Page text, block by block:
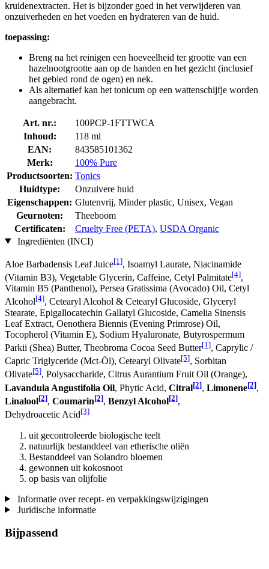
kruidenextracten. Het is bijzonder goed in het verwijderen van
onzuiverheden en het voeden en hydrateren van de huid.
toepassing:
Breng na het reinigen een hoeveelheid ter grootte van een
hazelnootgrootte aan op de handen en het gezicht (inclusief
het gebied rond de ogen) en nek.
Als alternatief kan het tonicum op een wattenschijfje worden
aangebracht.
Art. nr.:
100PCP-1FTTWCA
Inhoud:
118 ml
EAN:
843585101362
Merk:
100% Pure
Productsoorten: Tonics
Huidtype:
Onzuivere huid
Eigenschappen: Glutenvrij, Minder plastic, Unisex, Vegan
Geurnoten:
Theeboom
Certificaten:
Cruelty Free (PETA), USDA Organic
Ingrediënten (INCI)
Aloe Barbadensis Leaf Juice[1], Isoamyl Laurate, Niacinamide
(Vitamin B3), Vegetable Glycerin, Caffeine, Cetyl Palmitate[4],
Vitamin B5 (Panthenol), Persea Gratissima (Avocado) Oil, Cetyl
Alcohol[4], Cetearyl Alcohol & Cetearyl Glucoside, Glyceryl
Stearate, Epigallocatechin Gallatyl Glucoside, Camelia Sinensis
Leaf Extract, Oenothera Biennis (Evening Primrose) Oil,
Tocopherol (Vitamin E), Sodium Hyaluronate, Butyrospermum
Parkii (Shea) Butter, Theobroma Cocoa Seed Butter[1], Caprylic /
Capric Triglyceride (Mct-Öl), Cetearyl Olivate[5], Sorbitan
Olivate[5], Polysaccharide, Citrus Aurantium Fruit Oil (Orange),
Lavandula Angustifolia Oil, Phytic Acid, Citral[2], Limonene[2],
Linalool[2], Coumarin[2], Benzyl Alcohol[2],
Dehydroacetic Acid[3]
uit gecontroleerde biologische teelt
natuurlijk bestanddeel van etherische oliën
Bestanddeel van Solandro bloemen
gewonnen uit kokosnoot
op basis van olijfolie
Informatie over recept- en verpakkingswijzigingen
Juridische informatie
Bijpassend